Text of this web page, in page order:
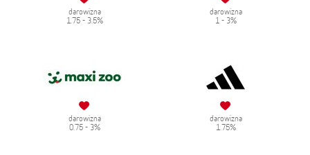
darowizna
1.75 - 3.5%
darowizna
1 - 3%
darowizna
0.75 - 3%
darowizna
1.75%